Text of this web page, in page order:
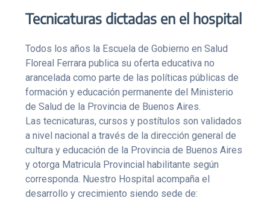
Tecnicaturas dictadas en el hospital
Todos los años la Escuela de Gobierno en Salud
Floreal Ferrara publica su oferta educativa no
arancelada como parte de las políticas públicas de
formación y educación permanente del Ministerio
de Salud de la Provincia de Buenos Aires.
Las tecnicaturas, cursos y postítulos son validados
a nivel nacional a través de la dirección general de
cultura y educación de la Provincia de Buenos Aires
y otorga Matricula Provincial habilitante según
corresponda. Nuestro Hospital acompaña el
desarrollo y crecimiento siendo sede de: